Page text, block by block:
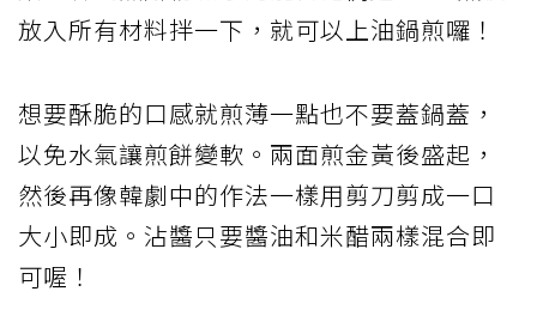
放入所有材料拌一下，就可以上油鍋煎囉！
想要酥脆的口感就煎薄一點也不要蓋鍋蓋，
以免水氣讓煎餅變軟。兩面煎金黃後盛起，
然後再像韓劇中的作法一樣用剪刀剪成一口
大小即成。沾醬只要醬油和米醋兩樣混合即
可喔！